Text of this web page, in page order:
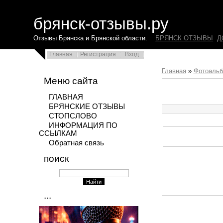
брянск-отзывы.ру
Отзывы Брянска и Брянской области. БРЯНСК ОТЗЫВЫ
Главная Регистрация Вход
Меню сайта
ГЛАВНАЯ
БРЯНСКИЕ ОТЗЫВЫ
СТОПСЛОВО
ИНФОРМАЦИЯ ПО
ССЫЛКАМ
Обратная связь
поиск
...
Главная »